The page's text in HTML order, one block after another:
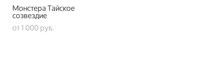
Монстера Тайское
созвездие
от 1 000 pуб.